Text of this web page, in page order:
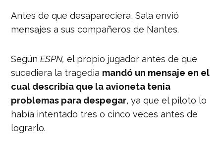
Antes de que desapareciera, Sala envió
mensajes a sus compañeros de Nantes.
SegúnESPN, el propio jugador antes de que
sucediera la tragedia mandó un mensaje en el
cual describía que la avioneta tenia
problemas para despegar, ya que el piloto lo
había intentado tres o cinco veces antes de
lograrlo.